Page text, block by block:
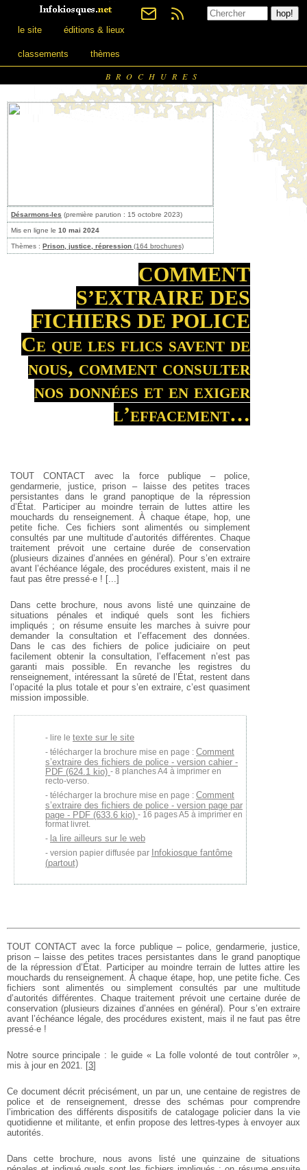
le site éditions & lieux
classements thèmes
BROCHURES
Désarmons-les (première parution : 15 octobre 2023)
Mis en ligne le 10 mai 2024
Thèmes : Prison, justice, répression (164 brochures)
COMMENT
S’EXTRAIRE DES
FICHIERS DE POLICE
Ce que les flics savent de
nous, comment consulter
nos données et en exiger
l’effacement…
TOUT CONTACT avec la force publique – police,
gendarmerie, justice, prison – laisse des petites traces
persistantes dans le grand panoptique de la répression
d’État. Participer au moindre terrain de luttes attire les
mouchards du renseignement. À chaque étape, hop, une
petite fiche. Ces fichiers sont alimentés ou simplement
consultés par une multitude d’autorités différentes. Chaque
traitement prévoit une certaine durée de conservation
(plusieurs dizaines d’années en général). Pour s’en extraire
avant l’échéance légale, des procédures existent, mais il ne
faut pas être pressé·e ! [...]
Dans cette brochure, nous avons listé une quinzaine de
situations pénales et indiqué quels sont les fichiers
impliqués ; on résume ensuite les marches à suivre pour
demander la consultation et l’effacement des données.
Dans le cas des fichiers de police judiciaire on peut
facilement obtenir la consultation, l’effacement n’est pas
garanti mais possible. En revanche les registres du
renseignement, intéressant la sûreté de l’État, restent dans
l’opacité la plus totale et pour s’en extraire, c’est quasiment
mission impossible.
lire le texte sur le site
télécharger la brochure mise en page : Comment
s’extraire des fichiers de police - version cahier -
PDF (624.1 kio) - 8 planches A4 à imprimer en
recto-verso.
télécharger la brochure mise en page : Comment
s’extraire des fichiers de police - version page par
page - PDF (633.6 kio) - 16 pages A5 à imprimer en
format livret.
la lire ailleurs sur le web
version papier diffusée par Infokiosque fantôme
(partout)
TOUT CONTACT avec la force publique – police, gendarmerie, justice,
prison – laisse des petites traces persistantes dans le grand panoptique
de la répression d’État. Participer au moindre terrain de luttes attire les
mouchards du renseignement. À chaque étape, hop, une petite fiche. Ces
fichiers sont alimentés ou simplement consultés par une multitude
d’autorités différentes. Chaque traitement prévoit une certaine durée de
conservation (plusieurs dizaines d’années en général). Pour s’en extraire
avant l’échéance légale, des procédures existent, mais il ne faut pas être
pressé·e !
Notre source principale : le guide « La folle volonté de tout contrôler »,
mis à jour en 2021. [3]
Ce document décrit précisément, un par un, une centaine de registres de
police et de renseignement, dresse des schémas pour comprendre
l’imbrication des différents dispositifs de catalogage policier dans la vie
quotidienne et militante, et enfin propose des lettres-types à envoyer aux
autorités.
Dans cette brochure, nous avons listé une quinzaine de situations